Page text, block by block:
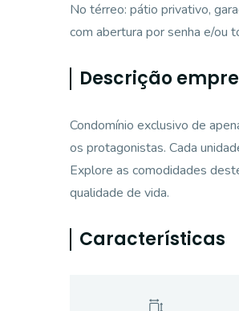
No térreo: pátio privativo,
com abertura por senha e/ou
Descrição
Condomínio exclusivo de
os protagonistas. Cada
Explore as comodidades
qualidade de vida.
Características